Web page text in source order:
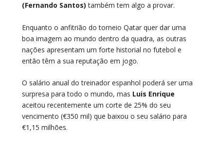
(Fernando Santos) também tem algo a provar.
Enquanto o anfitrião do torneio Qatar quer dar uma
boa imagem ao mundo dentro da quadra, as outras
nações apresentam um forte historial no futebol e
então têm a sua reputação em jogo.
O salário anual do treinador espanhol poderá ser uma
surpresa para todo o mundo, mas Luis Enrique
aceitou recentemente um corte de 25% do seu
vencimento (€350 mil) que baixou o seu salário para
€1,15 milhões.